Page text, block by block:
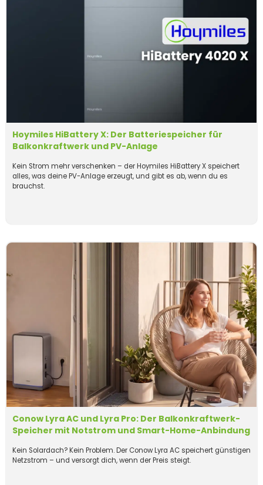
Hoymiles HiBattery X: Der Batteriespeicher für
Balkonkraftwerk und PV-Anlage
Kein Strom mehr verschenken – der Hoymiles HiBattery X speichert
alles, was deine PV-Anlage erzeugt, und gibt es ab, wenn du es
brauchst.
Conow Lyra AC und Lyra Pro: Der Balkonkraftwerk-
Speicher mit Notstrom und Smart-Home-Anbindung
Kein Solardach? Kein Problem. Der Conow Lyra AC speichert günstigen
Netzstrom – und versorgt dich, wenn der Preis steigt.